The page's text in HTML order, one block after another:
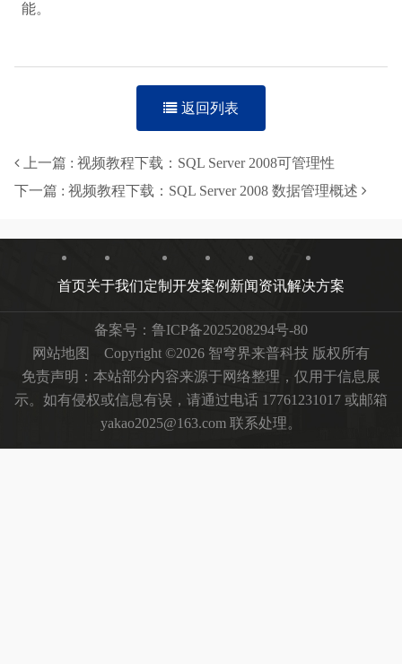
能。
返回列表
上一篇 : 视频教程下载：SQL Server 2008可管理性
下一篇 : 视频教程下载：SQL Server 2008 数据管理概述
首页关于我们定制开发案例 新闻资讯解决方案
备案号： 鲁ICP备2025208294号-80
网站地图
Copyright ©2026 智穹界来普科技 版权所有
免责声明：本站部分内容来源于网络整理，仅用于信息展
示。如有侵权或信息有误，请通过电话 17761231017 或邮箱
yakao2025@163.com 联系处理。